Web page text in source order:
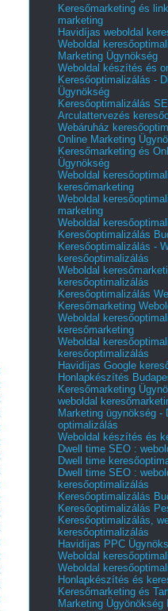
Keresőmarketing és
marketing
Havidíjas weboldal
Weboldal
Marketing Ügynökség
Weboldal készítés és
Keresőoptimalizálás -
Ügynökség
Keresőoptimalizálás
Arculattervezés
Webáruház
Online Marketing
Keresőmarketing és
Ügynökség
Weboldal
keresőmarketing
Weboldal
marketing
Weboldal
Keresőoptimalizálás
Keresőoptimalizálás -
keresőoptimalizálás
Weboldal
keresőoptimalizálás
Keresőoptimalizálás
Keresőmarketing
Weboldal
keresőmarketing
Weboldal
keresőoptimalizálás
Havidíjas Google
Honlapkészítés
Keresőmarketing
weboldal
Marketing ügynökség -
optimalizálás
Weboldal készítés és
Dwell time SEO :
Dwell time
Dwell time SEO :
keresőoptimalizálás
Keresőoptimalizálás
Keresőoptimalizálás
Keresőoptimalizálás,
keresőoptimalizálás
Havidíjas PPC
Weboldal
Weboldal
Honlapkészítés és
Keresőmarketing és
Marketing Ügyönökség